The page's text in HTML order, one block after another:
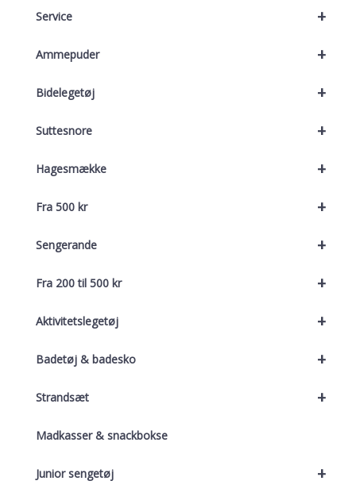
+
Service
+
Ammepuder
+
Bidelegetøj
+
Suttesnore
+
Hagesmække
+
Fra 500 kr
+
Sengerande
+
Fra 200 til 500 kr
+
Aktivitetslegetøj
+
Badetøj & badesko
+
Strandsæt
Madkasser & snackbokse
+
Junior sengetøj